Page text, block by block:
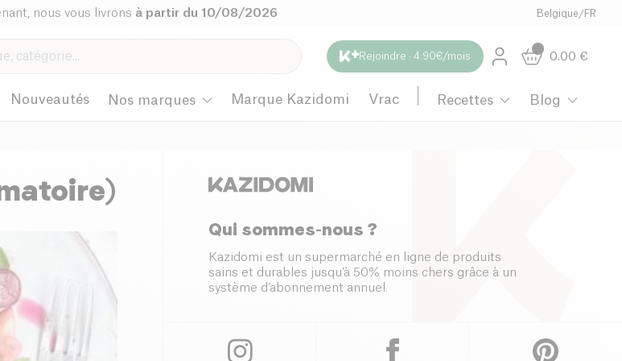
nous vous livrons à partir du 10/08/2026 Belgique /FR
Rejoindre · 4.90€/mois 0.00 €
Nouveautés Nos marques Marque Kazidomi Vrac Recettes Blog
Qui sommes-nous ?
Kazidomi est un supermarché en ligne de produits
sains et durables jusqu’à 50% moins chers grâce à un
système d’abonnement annuel.